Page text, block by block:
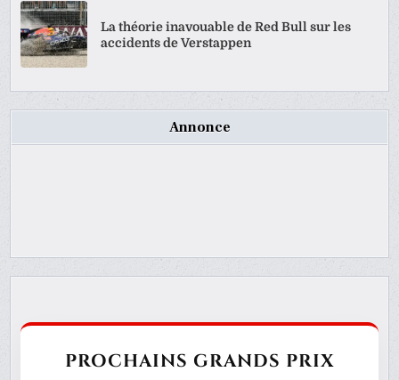
La théorie inavouable de Red Bull sur les
accidents de Verstappen
Annonce
PROCHAINS GRANDS PRIX